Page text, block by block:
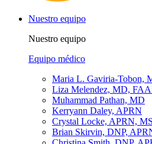
Nuestro equipo
Nuestro equipo
Equipo médico
Maria L. Gaviria-Tobon,
Liza Melendez, MD,
Muhammad Pathan, MD
Kerryann Daley, APRN
Crystal Locke, APRN,
Brian Skirvin, DNP,